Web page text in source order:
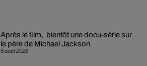
5 août 2026
Après le film, bientôt une docu-série sur
le père de Michael Jackson